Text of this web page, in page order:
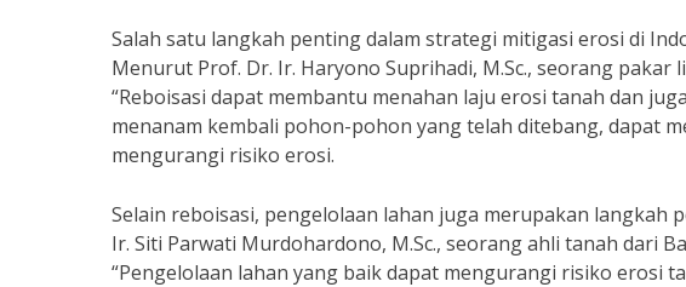
Salah satu langkah penting dalam strategi mitigasi erosi di
Menurut Prof. Dr. Ir. Haryono Suprihadi, M.Sc., seorang
“Reboisasi dapat membantu menahan laju erosi tanah dan
menanam kembali pohon-pohon yang telah ditebang, dapat
mengurangi risiko erosi.
Selain reboisasi, pengelolaan lahan juga merupakan
Ir. Siti Parwati Murdohardono, M.Sc., seorang ahli tanah dari
“Pengelolaan lahan yang baik dapat mengurangi risiko erosi